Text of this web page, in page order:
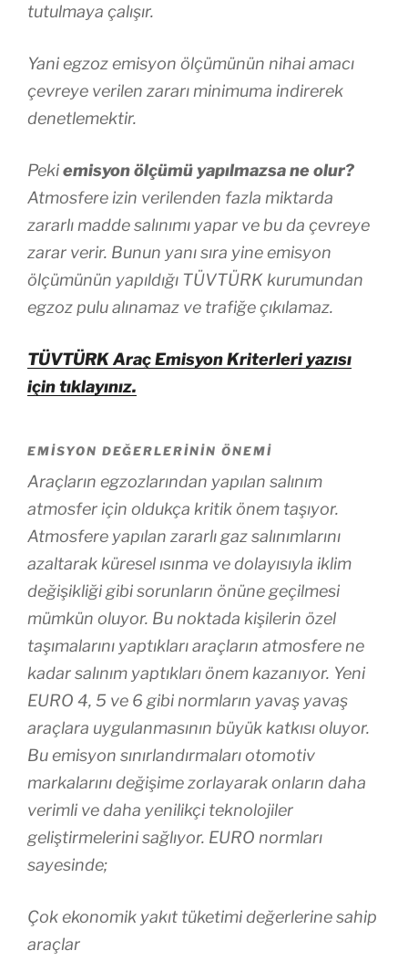
tutulmaya çalışır.
Yani egzoz emisyon ölçümünün nihai amacı
çevreye verilen zararı minimuma indirerek
denetlemektir.
Pekiemisyon ölçümü yapılmazsa ne olur?
Atmosfere izin verilenden fazla miktarda
zararlı madde salınımı yapar ve bu da çevreye
zarar verir. Bunun yanı sıra yine emisyon
ölçümünün yapıldığı TÜVTÜRK kurumundan
egzoz pulu alınamaz ve trafiğe çıkılamaz.
TÜVTÜRK Araç Emisyon Kriterleri yazısı
için tıklayınız.
EMISYON DEĞERLERININ ÖNEMI
Araçların egzozlarından yapılan salınım
atmosfer için oldukça kritik önem taşıyor.
Atmosfere yapılan zararlı gaz salınımlarını
azaltarak küresel ısınma ve dolayısıyla iklim
değişikliği gibi sorunların önüne geçilmesi
mümkün oluyor. Bu noktada kişilerin özel
taşımalarını yaptıkları araçların atmosfere ne
kadar salınım yaptıkları önem kazanıyor. Yeni
EURO 4, 5 ve 6 gibi normların yavaş yavaş
araçlara uygulanmasının büyük katkısı oluyor.
Bu emisyon sınırlandırmaları otomotiv
markalarını değişime zorlayarak onların daha
verimli ve daha yenilikçi teknolojiler
geliştirmelerini sağlıyor. EURO normları
sayesinde;
Çok ekonomik yakıt tüketimi değerlerine sahip
araçlar